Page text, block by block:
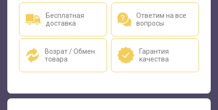
Бесплатная
доставка
Ответим на все
вопросы
Возрат / Обмен
товара
Гарантия
качества